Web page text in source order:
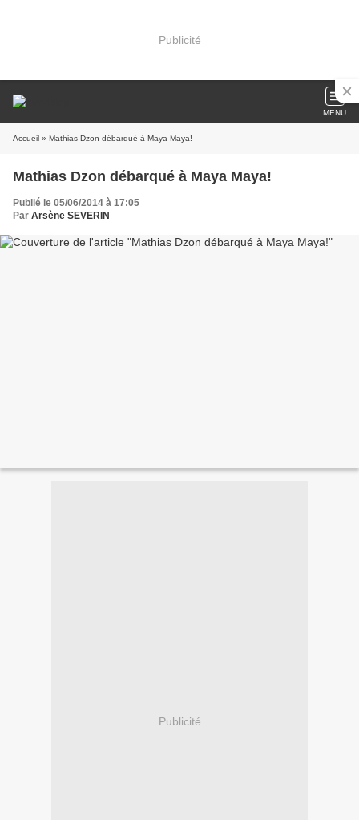
Publicité
MENU
Accueil » Mathias Dzon débarqué à Maya Maya!
Mathias Dzon débarqué à Maya Maya!
Publié le 05/06/2014 à 17:05
Par Arsène SEVERIN
Publicité